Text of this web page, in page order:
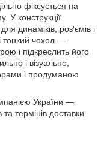
фіксується на
У конструкції
динаміків, роз'ємів і
тонкий чохол ―
і підкреслить його
і візуально,
і продуманою
України ―
термінів доставки